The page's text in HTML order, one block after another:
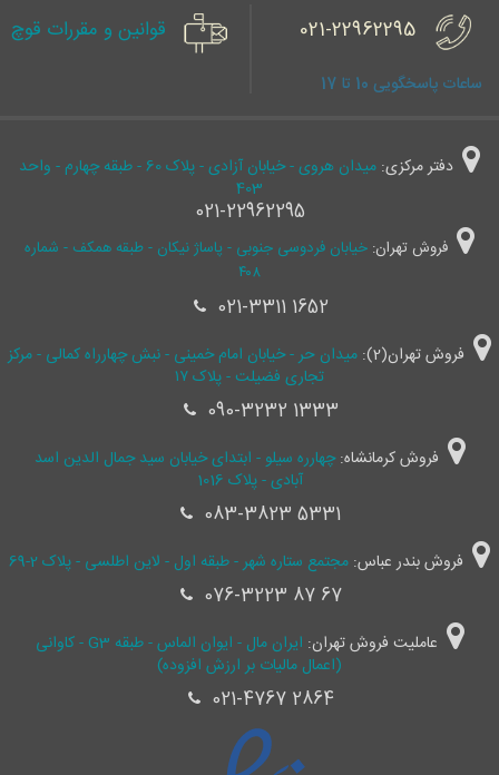
021-22962295
ساعات پاسخگویی 10 تا 17
قوانین و مقررات قوچ
دفتر مرکزی:
میدان هروی - خیابان آزادی - پلاک 60 - طبقه چهارم - واحد
403
021-22962295
فروش تهران: خیابان فردوسی جنوبی - پاساژ نیکان - طبقه همکف - شماره
۴۰۸
021-3311 1652
فروش تهران(2):
میدان حر - خیابان امام خمینی - نبش چهارراه کمالی - مرکز
تجاری فضیلت - پلاک ۱۷
090-3232 1333
فروش کرمانشاه:چهارره سیلو - ابتدای خیابان سید جمال ‌الدین اسد
آبادی - پلاک 1016
083-3823 5331
فروش بندر عباس: مجتمع ستاره شهر - طبقه اول - لاین اطلسی - پلاک 2-69
076-3223 87 67
عاملیت فروش تهران:
ایران مال - ایوان الماس - طبقه G3 - کاوانی
(اعمال مالیات بر ارزش افزوده)
021-4767 2864